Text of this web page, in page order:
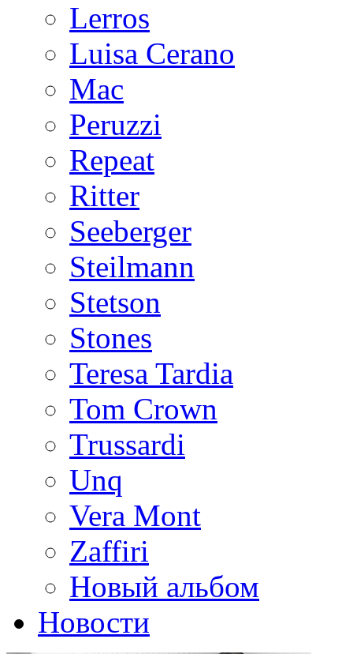
Lerros
Luisa Cerano
Mac
Peruzzi
Repeat
Ritter
Seeberger
Steilmann
Stetson
Stones
Teresa Tardia
Tom Crown
Trussardi
Unq
Vera Mont
Zaffiri
Новый альбом
Новости